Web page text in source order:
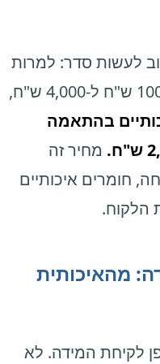
לעשות סדר: למרות
בהתאמה
מחיר זה
חומרים איכותיים
הלקוח.
מהאיכותית
לקיחת המידה. לא